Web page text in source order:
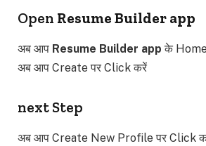
Open Resume Builder app
अब आप Resume Builder app के
अब आप Create पर Click करें
next Step
अब आप Create New Profile पर Click